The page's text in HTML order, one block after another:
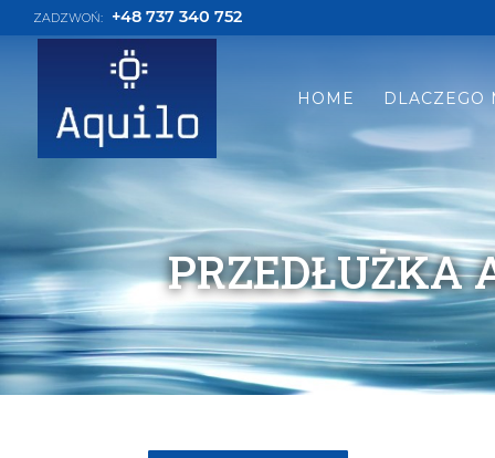
ZADZWOŃ: +48 737 340 752
HOME DLACZEGO
PRZEDŁUŻKA